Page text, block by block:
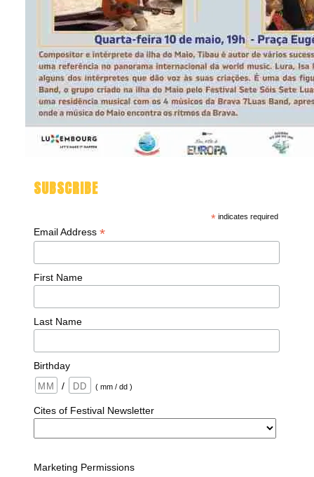
SUBSCRIBE
* indicates required
Email Address *
First Name
Last Name
Birthday
/
( mm / dd )
Cites of Festival Newsletter
Marketing Permissions